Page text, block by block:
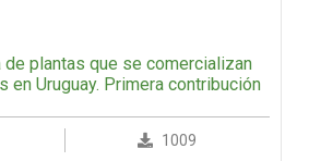
de plantas que se comercializan
en Uruguay. Primera contribución
1009